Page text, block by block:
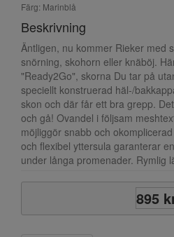
Färg: Marinblå
Beskrivning
Äntligen, nu kommer Rieker med
snörning, skohorn eller knäböj.
"Ready2Go", skorna Du tar på
speciellt konstruerad häl-/
skon och där får ett bra grepp.
och gå! Ovandel i följsam
möjliggör snabb och
och flexibel yttersula garanterar
under långa promenader. Rymlig
895